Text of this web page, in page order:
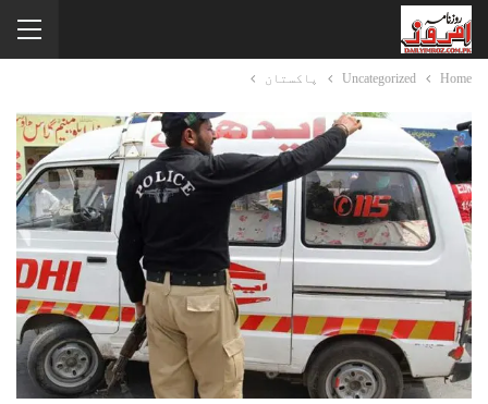
Home
Uncategorized پاکستان